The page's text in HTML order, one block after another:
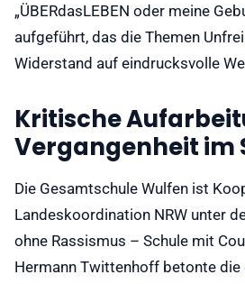
„ÜBERdasLEBEN oder meine
aufgeführt, das die Themen
Widerstand auf eindrucksvolle
Kritische
Vergangenheit im
Die Gesamtschule Wulfen ist
Landeskoordination NRW unter
ohne Rassismus – Schule mit
Hermann Twittenhoff betonte die